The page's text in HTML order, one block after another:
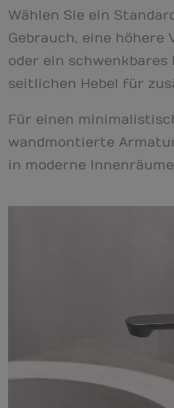
Wählen Sie ein
Gebrauch, eine höhere
oder ein schwenkbares
seitlichen Hebel für
Für einen
wandmontierte
in moderne